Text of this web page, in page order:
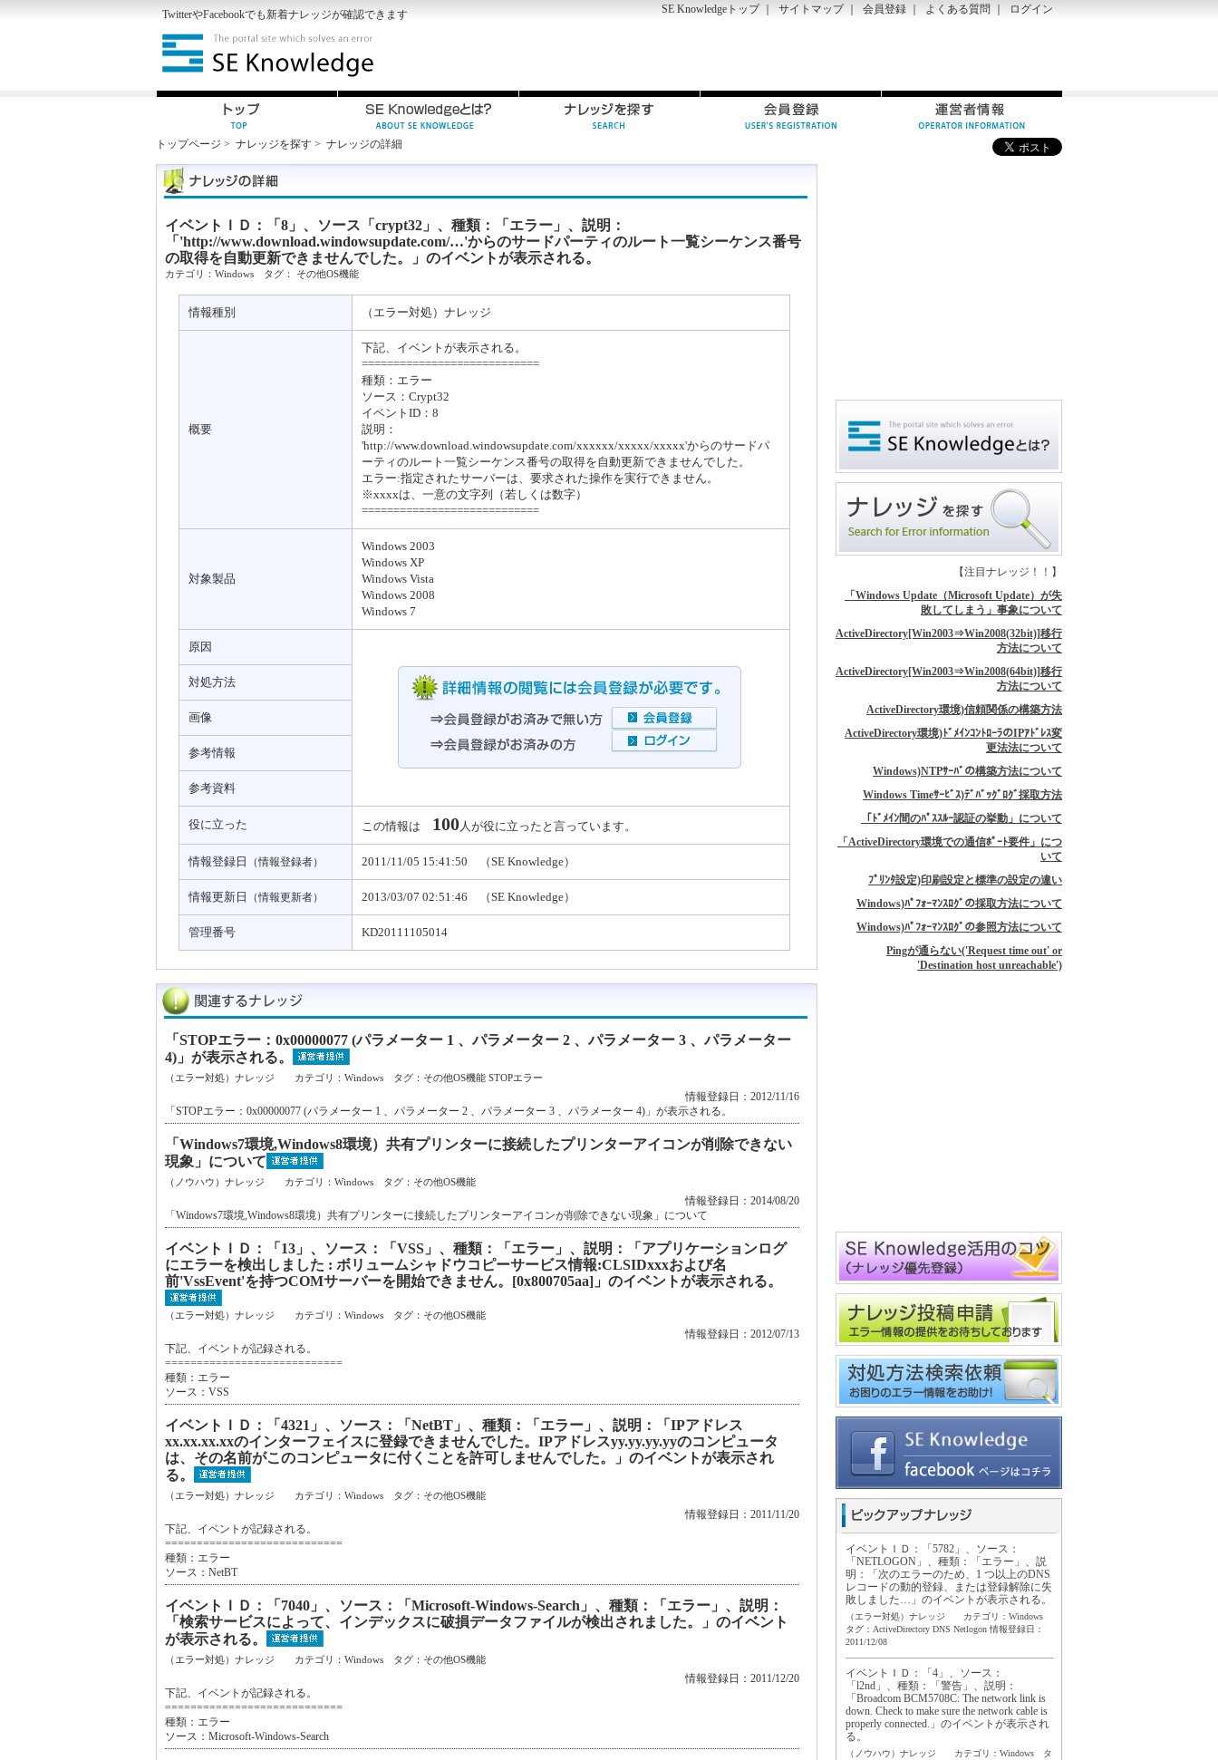
TwitterやFacebookでも新着ナレッジが確認できます SE Knowledgeトップ｜ サイトマップ｜ 会員登録 よくある質問 ログイン
トップページ > ナレッジを探す > ナレッジの詳細
イベントＩＤ：「8」、ソース「crypt32」、種類：「エラー」、説明：
「'http://www.download.windowsupdate.com/…'からのサードパーティのルート一覧シーケンス番号
の取得を自動更新できませんでした。」のイベントが表示される。
カテゴリ： Windows タグ： その他OS機能
情報種別 （エラー対処）ナレッジ
概要
下記、イベントが表示される。
============================
種類：エラー
ソース：Crypt32
イベントID：8
説明：
'http://www.download.windowsupdate.com/xxxxxx/xxxxx/xxxxx'からのサードパ
ーティのルート一覧シーケンス番号の取得を自動更新できませんでした。
エラー:指定されたサーバーは、要求された操作を実行できません。
※xxxxは、一意の文字列（若しくは数字）
============================
対象製品
Windows 2003
Windows XP
Windows Vista
Windows 2008
Windows 7
原因
対処方法
画像
参考情報
参考資料
役に立った この情報は 100人が役に立ったと言っています。
情報登録日 （情報登録者） 2011/11/05 15:41:50 （SE Knowledge）
情報更新日 （情報更新者） 2013/03/07 02:51:46 （SE Knowledge）
管理番号 KD20111105014
「STOPエラー：0x00000077 (パラメーター 1 、パラメーター 2 、パラメーター 3 、パラメーター
4)」が表示される。
（エラー対処）ナレッジ カテゴリ：Windows タグ： その他OS機能 STOPエラー
情報登録日：2012/11/16
「STOPエラー：0x00000077 (パラメーター 1 、パラメーター 2 、パラメーター 3 、パラメーター 4)」が表示される。
「Windows7環境,Windows8環境）共有プリンターに接続したプリンターアイコンが削除できない
現象」について
（ノウハウ）ナレッジ カテゴリ：Windows タグ： その他OS機能
情報登録日：2014/08/20
「Windows7環境,Windows8環境）共有プリンターに接続したプリンターアイコンが削除できない現象」について
イベントＩＤ：「13」、ソース：「VSS」、種類：「エラー」、説明：「アプリケーションログ
にエラーを検出しました : ボリュームシャドウコピーサービス情報:CLSIDxxxおよび名
前'VssEvent'を持つCOMサーバーを開始できません。[0x800705aa]」のイベントが表示される。
（エラー対処）ナレッジ カテゴリ：Windows タグ： その他OS機能
情報登録日：2012/07/13
下記、イベントが記録される。
============================
種類：エラー
ソース：VSS
イベントＩＤ：「4321」、ソース：「NetBT」、種類：「エラー」、説明：「IPアドレス
xx.xx.xx.xxのインターフェイスに登録できませんでした。IPアドレスyy.yy.yy.yyのコンピュータ
は、その名前がこのコンピュータに付くことを許可しませんでした。」のイベントが表示され
る。
（エラー対処）ナレッジ カテゴリ：Windows タグ： その他OS機能
情報登録日：2011/11/20
下記、イベントが記録される。
============================
種類：エラー
ソース：NetBT
イベントＩＤ：「7040」、ソース：「Microsoft-Windows-Search」、種類：「エラー」、説明：
「検索サービスによって、インデックスに破損データファイルが検出されました。」のイベント
が表示される。
（エラー対処）ナレッジ カテゴリ：Windows タグ： その他OS機能
情報登録日：2011/12/20
下記、イベントが記録される。
============================
種類：エラー
ソース：Microsoft-Windows-Search
【注目ナレッジ！！】
「Windows Update（Microsoft Update）が失
敗してしまう」事象について
ActiveDirectory[Win2003⇒Win2008(32bit)]移行
方法について
ActiveDirectory[Win2003⇒Win2008(64bit)]移行
方法について
ActiveDirectory環境)信頼関係の構築方法
ActiveDirectory環境)ﾄﾞﾒｲﾝｺﾝﾄﾛｰﾗのIPｱﾄﾞﾚｽ変
更法法について
Windows)NTPｻｰﾊﾞの構築方法について
Windows Timeｻｰﾋﾞｽ)ﾃﾞﾊﾞｯｸﾞﾛｸﾞ採取方法
「ﾄﾞﾒｲﾝ間のﾊﾟｽｽﾙｰ認証の挙動」について
「ActiveDirectory環境での通信ﾎﾟｰﾄ要件」につ
いて
ﾌﾟﾘﾝﾀ設定)印刷設定と標準の設定の違い
Windows)ﾊﾟﾌｫｰﾏﾝｽﾛｸﾞの採取方法について
Windows)ﾊﾟﾌｫｰﾏﾝｽﾛｸﾞの参照方法について
Pingが通らない('Request time out' or
'Destination host unreachable')
イベントＩＤ：「5782」、ソース：
「NETLOGON」、種類：「エラー」、説
明：「次のエラーのため、1 つ以上のDNS
レコードの動的登録、または登録解除に失
敗しました…」のイベントが表示される。
（エラー対処）ナレッジ カテゴリ：Windows
タグ： ActiveDirectory DNS Netlogon 情報登録日：
2011/12/08
イベントＩＤ：「4」、ソース：
「l2nd」、種類：「警告」、説明：
「Broadcom BCM5708C: The network link is
down. Check to make sure the network cable is
properly connected.」のイベントが表示され
る。
（ノウハウ）ナレッジ カテゴリ：Windows タ